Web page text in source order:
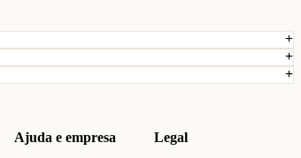
Ajuda e empresa Legal